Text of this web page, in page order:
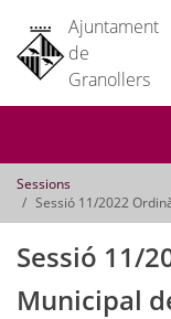
Ajuntament
de
Granollers
Sessions
Sessió 11/2022
Sessió 11/
Municipal